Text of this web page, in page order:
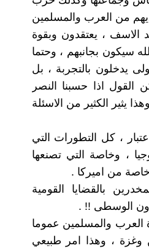
من العرب والمسلمين
الاسف ، يعتقدون وبقوة
سيكون بجانبهم ، وحتما
يدخلون بالتجربة ، بل
اذا حسبنا النصر
يثير الكثير من الاسئلة
، كل التطورات التي
، وخاصة التي تصنعها
من اميركا .
بالقضايا القومية
الوسطى !! .
العرب والمسلمين عموما
، وهذا امر طبيعي